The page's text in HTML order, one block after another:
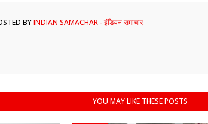
BYINDIAN SAMACHAR - इंडियन समाचार
YOU MAY LIKE THESE POSTS